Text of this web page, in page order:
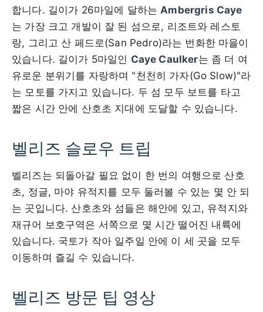
합니다. 길이가 26마일에 달하는Ambergris Caye
는 가장 크고 개발이 잘 된 섬으로, 리조트와 레스토
랑, 그리고 산 페드로(San Pedro)라는 번화한 마을이
있습니다. 길이가 5마일인 Caye Caulker는 좀 더 여
유로운 분위기를 자랑하며 "천천히 가자(Go Slow)"라
는 모토를 가지고 있습니다. 두 섬 모두 보트를 타고
짧은 시간 안에 산호초 지대에 도달할 수 있습니다.
벨리즈 슬로우 트립
벨리즈는 되돌아갈 필요 없이 한 번의 여행으로 산호
초, 정글, 마야 유적지를 모두 둘러볼 수 있는 몇 안 되
는 곳입니다. 산호초와 섬들은 해안에 있고, 유적지와
재규어 보호구역은 서쪽으로 몇 시간 떨어진 내륙에
있습니다. 국토가 작아 일주일 안에 이 세 곳을 모두
이동하며 즐길 수 있습니다.
벨리즈 방문 팁 영상